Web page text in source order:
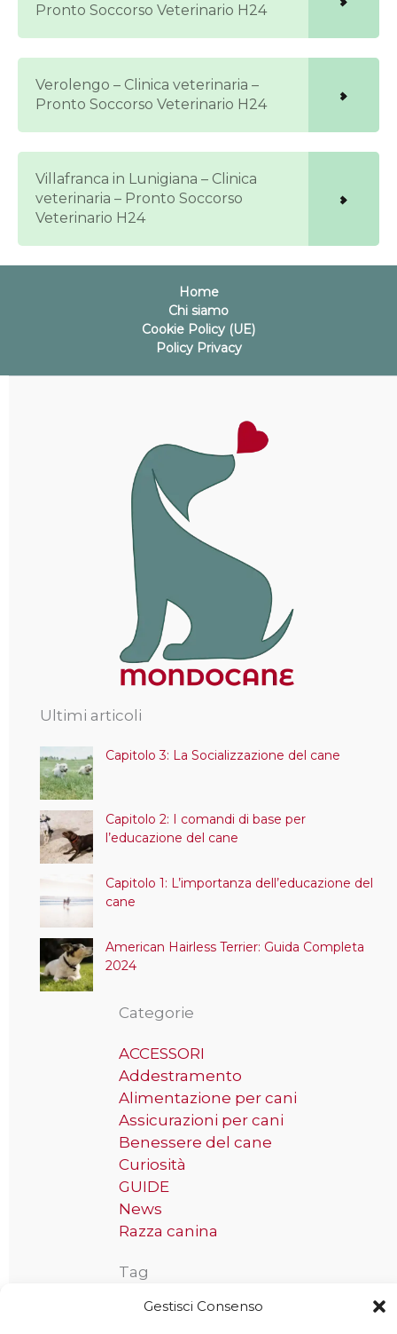
Gestisci Consenso
Pronto Soccorso Veterinario H24
Verolengo – Clinica veterinaria –
Pronto Soccorso Veterinario H24
Villafranca in Lunigiana – Clinica
veterinaria – Pronto Soccorso
Veterinario H24
Home
Chi siamo
Cookie Policy (UE)
Policy Privacy
Ultimi articoli
Capitolo 3: La Socializzazione del cane
Capitolo 2: I comandi di base per
l’educazione del cane
Capitolo 1: L’importanza dell’educazione del
cane
American Hairless Terrier: Guida Completa
2024
Categorie
ACCESSORI
Addestramento
Alimentazione per cani
Assicurazioni per cani
Benessere del cane
Curiosità
GUIDE
News
Razza canina
Tag